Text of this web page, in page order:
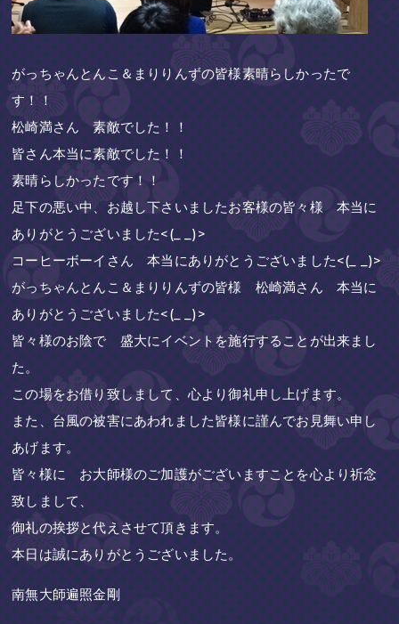
がっちゃんとんこ＆まりりんずの皆様素晴らしかったで
す！！
松崎満さん 素敵でした！！
皆さん本当に素敵でした！！
素晴らしかったです！！
足下の悪い中、お越し下さいましたお客様の皆々様 本当に
ありがとうございました<(_ _)>
コーヒーボーイさん 本当にありがとうございました<(_ _)>
がっちゃんとんこ＆まりりんずの皆様 松崎満さん 本当に
ありがとうございました<(_ _)>
皆々様のお陰で 盛大にイベントを施行することが出来まし
た。
この場をお借り致しまして、心より御礼申し上げます。
また、台風の被害にあわれました皆様に謹んでお見舞い申し
あげます。
皆々様に お大師様のご加護がございますことを心より祈念
致しまして、
御礼の挨拶と代えさせて頂きます。
本日は誠にありがとうございました。
南無大師遍照金剛